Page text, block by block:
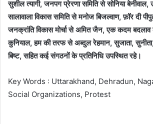
सुशील त्यागी, जनपग प्रेरणा समिति से सोनिया
सालावाला विकास समिति से मनोज बिजल्वाण, फ़ॉर दी
जनक्रांति विकास मोर्चा से अमित जैन, एक कदम
कुनियाल, हम की तरफ से अब्दुल रेहमान, सुजाता,
बिष्ट, सहित कई संगठनों के प्रतिनिधि उपस्थित रहे।
Key Words : Uttarakhand, Dehradun,
Social Organizations, Protest